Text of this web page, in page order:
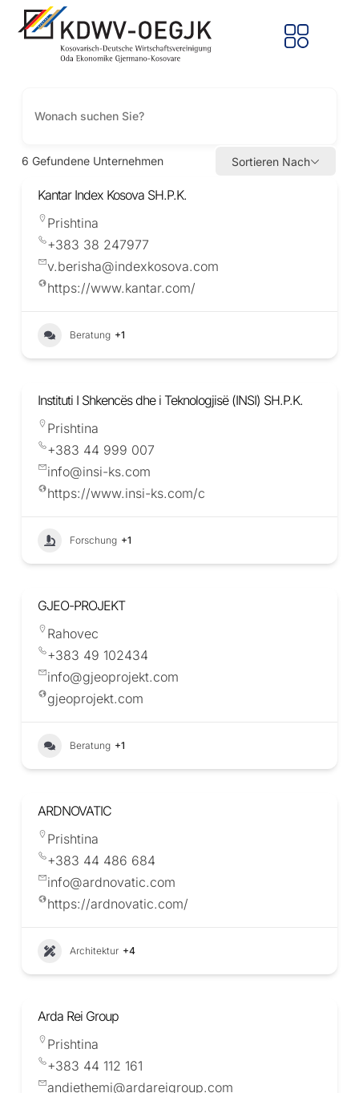
6 Gefundene Unternehmen Sortieren Nach
Kantar Index Kosova SH.P.K.
Prishtina
+383 38 247977
v.berisha@indexkosova.com
https://www.kantar.com/
Beratung +1
Instituti I Shkencës dhe i Teknologjisë (INSI) SH.P.K.
Prishtina
+383 44 999 007
info@insi-ks.com
https://www.insi-ks.com/c
Forschung +1
GJEO-PROJEKT
Rahovec
+383 49 102434
info@gjeoprojekt.com
gjeoprojekt.com
Beratung +1
ARDNOVATIC
Prishtina
+383 44 486 684
info@ardnovatic.com
https://ardnovatic.com/
Architektur +4
Arda Rei Group
Prishtina
+383 44 112 161
andiethemi@ardareigroup.com